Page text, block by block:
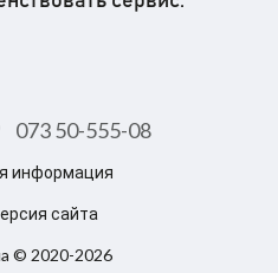
073 50-555-08
информация
сайта
© 2020-2026